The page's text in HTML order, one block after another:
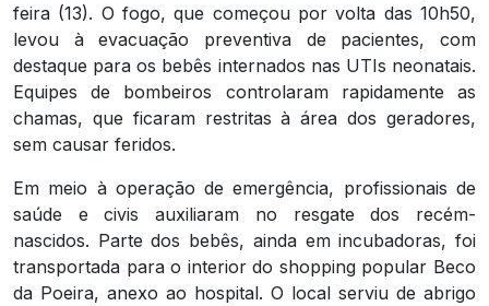
feira (13). O fogo, que começou por volta das 10h50,
levou à evacuação preventiva de pacientes, com
destaque para os bebês internados nas UTIs neonatais.
Equipes de bombeiros controlaram rapidamente as
chamas, que ficaram restritas à área dos geradores,
sem causar feridos.
Em meio à operação de emergência, profissionais de
saúde e civis auxiliaram no resgate dos recém-
nascidos. Parte dos bebês, ainda em incubadoras, foi
transportada para o interior do shopping popular Beco
da Poeira, anexo ao hospital. O local serviu de abrigo